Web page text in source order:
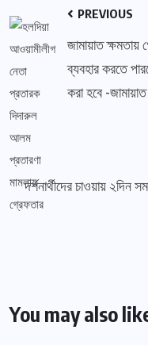
PREVIOUS
জামায়াত ক্ষমতায়
ব্যবহার করতে
করা হবে -
দর্শনার্থীদের চাওয়ায় ২দিন
You may also